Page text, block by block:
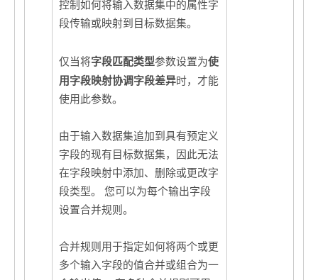
控制如何将输入数据集中的属性字
段传输或映射到目标数据集。
仅当将字段匹配类型参数设置为使
用字段映射协调字段差异时，才能
使用此参数。
由于输入数据集追加到具有预定义
字段的现有目标数据集，因此无法
在字段映射中添加、删除或更改字
段类型。 您可以为每个输出字段
设置合并规则。
合并规则用于指定如何将两个或更
多个输入字段的值合并或组合为一